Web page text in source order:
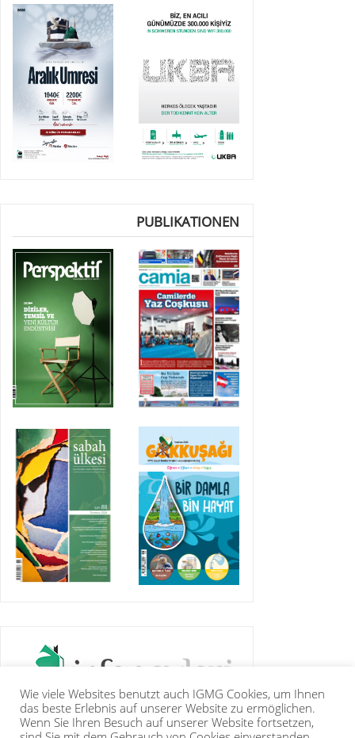
PUBLIKATIONEN
Wie viele Websites benutzt auch IGMG Cookies, um Ihnen
das beste Erlebnis auf unserer Website zu ermöglichen.
Wenn Sie Ihren Besuch auf unserer Website fortsetzen,